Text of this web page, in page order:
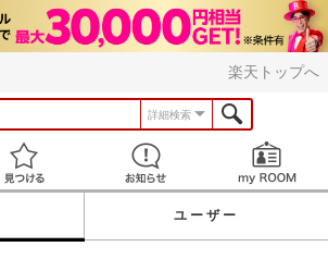
楽天トップへ
詳細検索
見つける お知らせ
ユーザー